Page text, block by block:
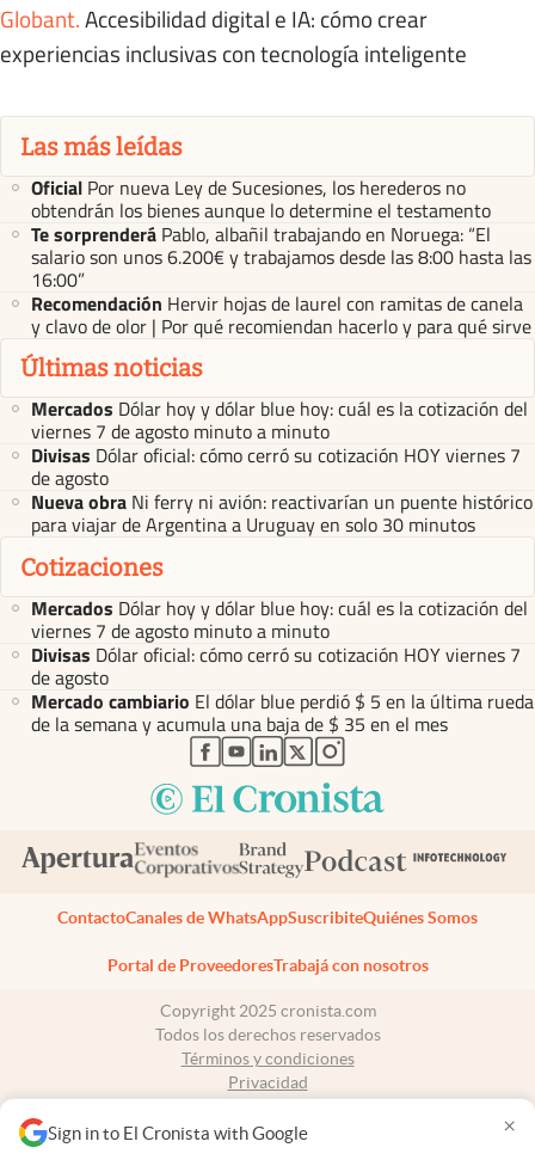
Sign in to El Cronista with Google ×
Globant.Accesibilidad digital e IA: cómo crear
experiencias inclusivas con tecnología inteligente
Las más leídas
Oficial Por nueva Ley de Sucesiones, los herederos no
obtendrán los bienes aunque lo determine el testamento
Te sorprenderá Pablo, albañil trabajando en Noruega: “El
salario son unos 6.200€ y trabajamos desde las 8:00 hasta las
16:00”
Recomendación Hervir hojas de laurel con ramitas de canela
y clavo de olor | Por qué recomiendan hacerlo y para qué sirve
Últimas noticias
Mercados Dólar hoy y dólar blue hoy: cuál es la cotización del
viernes 7 de agosto minuto a minuto
Divisas Dólar oficial: cómo cerró su cotización HOY viernes 7
de agosto
Nueva obra Ni ferry ni avión: reactivarían un puente histórico
para viajar de Argentina a Uruguay en solo 30 minutos
Cotizaciones
Mercados Dólar hoy y dólar blue hoy: cuál es la cotización del
viernes 7 de agosto minuto a minuto
Divisas Dólar oficial: cómo cerró su cotización HOY viernes 7
de agosto
Mercado cambiario El dólar blue perdió $ 5 en la última rueda
de la semana y acumula una baja de $ 35 en el mes
abre en nueva pestaña
abre en nueva pestaña
abre en nueva pestaña
abre en nueva pestaña
abre en nueva pestaña
ContactoCanales de WhatsAppSuscribiteQuiénes Somos
Portal de ProveedoresTrabajá con nosotros
Copyright 2025 cronista.com
Todos los derechos reservados
Términos y condiciones
Privacidad
Tel: +54 11 7078-3270